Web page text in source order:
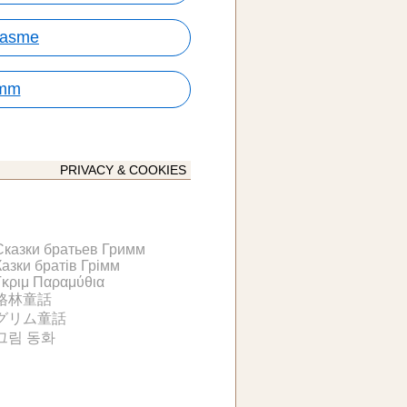
PRIVACY & COOKIES
братьев Гримм
братів Грімм
Παραμύθια
林童話
リム童話
림 동화